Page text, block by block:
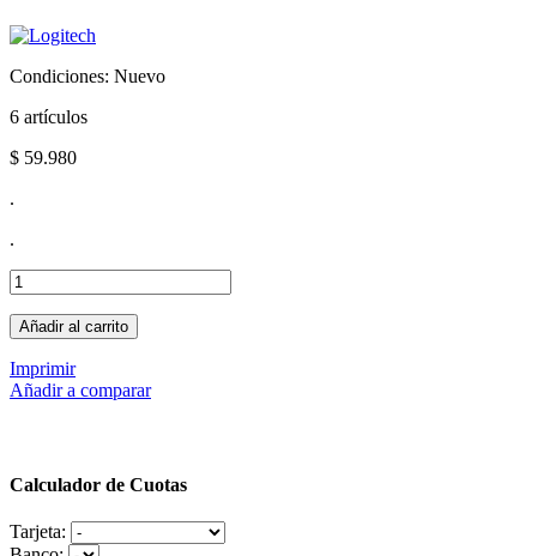
Condiciones: Nuevo
6 artículos
$ 59.980
.
.
Añadir al carrito
Imprimir
Añadir a comparar
Calculador de Cuotas
Tarjeta: